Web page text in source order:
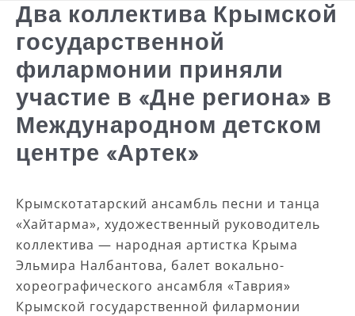
Два коллектива Крымской
государственной
филармонии приняли
участие в «Дне региона» в
Международном детском
центре «Артек»
Крымскотатарский ансамбль песни и танца
«Хайтарма», художественный руководитель
коллектива — народная артистка Крыма
Эльмира Налбантова, балет вокально-
хореографического ансамбля «Таврия»
Крымской государственной филармонии